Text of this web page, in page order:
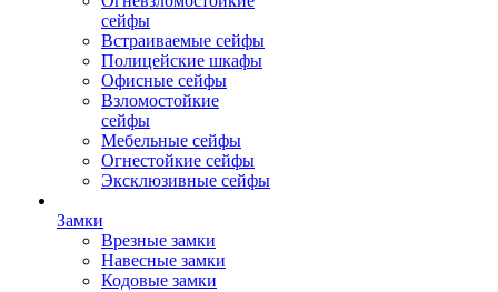
сейфы
Встраиваемые сейфы
Полицейские шкафы
Офисные сейфы
Взломостойкие
сейфы
Мебельные сейфы
Огнестойкие сейфы
Эксклюзивные сейфы
Замки
Врезные замки
Навесные замки
Кодовые замки